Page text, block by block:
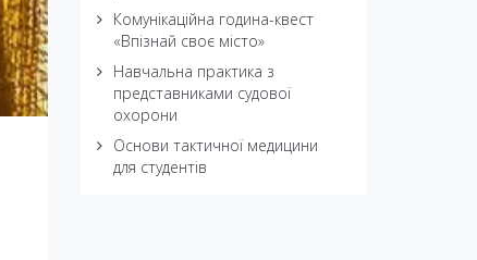
Комунікаційна година-квест
«Впізнай своє місто»
Навчальна практика з
представниками судової
охорони
Основи тактичної медицини
для студентів